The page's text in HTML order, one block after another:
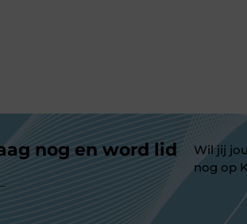
nog en word lid
Wil jij
nog op